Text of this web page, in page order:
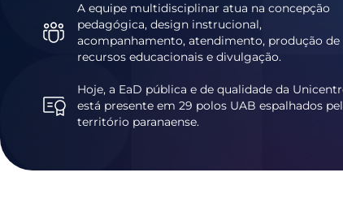
A equipe multidisciplinar atua na concepção
pedagógica, design instrucional,
acompanhamento, atendimento, produção de
recursos educacionais e divulgação.
Hoje, a EaD pública e de qualidade da
está presente em 29 polos UAB espalhados
território paranaense.